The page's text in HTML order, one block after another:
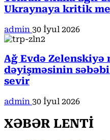
Ukraynaya kritik
admin 30 İyul 2026
Ağ Evdə Zelenskiyə
dəyişməsinin
sevir
admin 30 İyul 2026
XƏBƏR LENTİ